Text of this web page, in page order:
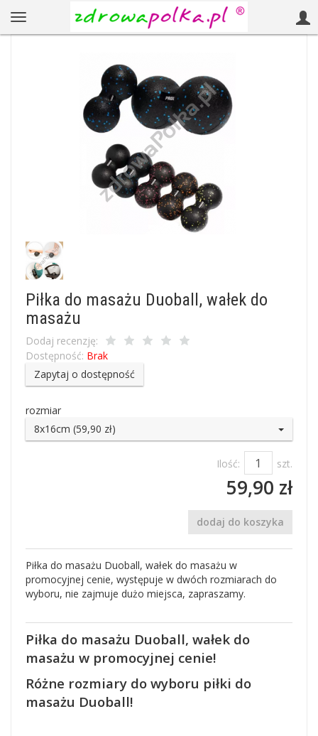
Piłka do masażu Duoball, wałek do
masażu
Dodaj recenzję:
Dostępność: Brak
Zapytaj o dostępność
rozmiar
8x16cm (59,90 zł)
Ilość: szt.
59,90 zł
dodaj do koszyka
Piłka do masażu Duoball, wałek do masażu w
promocyjnej cenie, występuje w dwóch rozmiarach do
wyboru, nie zajmuje dużo miejsca, zapraszamy.
Piłka do masażu Duoball, wałek do
masażu w promocyjnej cenie!
Różne rozmiary do wyboru piłki do
masażu Duoball!